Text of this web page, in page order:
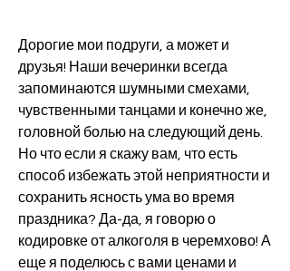
Дорогие мои подруги, а может и
друзья! Наши вечеринки всегда
запоминаются шумными смехами,
чувственными танцами и конечно же,
головной болью на следующий день.
Но что если я скажу вам, что есть
способ избежать этой неприятности и
сохранить ясность ума во время
праздника? Да-да, я говорю о
кодировке от алкоголя в черемхово! А
еще я поделюсь с вами ценами и